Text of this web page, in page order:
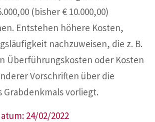
(bisher € 10.000,00)
Entstehen höhere Kosten,
nachzuweisen, die z. B.
Überführungskosten oder Kosten
Vorschriften über die
Grabdenkmals vorliegt.
24/02/2022